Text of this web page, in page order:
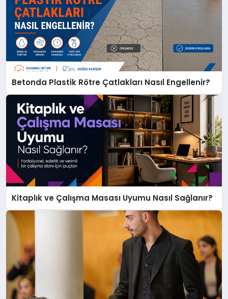
Betonda Plastik Rötre Çatlakları Nasıl Engellenir?
Kitaplık ve Çalışma Masası Uyumu Nasıl Sağlanır?